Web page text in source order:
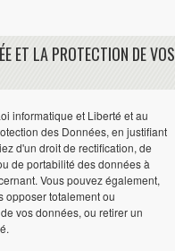
ET LA PROTECTION DE VOS
informatique et Liberté et au
des Données, en justifiant
d'un droit de rectification, de
de portabilité des données à
Vous pouvez également,
opposer totalement ou
vos données, ou retirer un